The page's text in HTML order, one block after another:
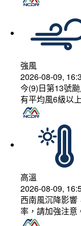
強風
2026-08-09,
今(9)日第13號
有平均風6級以
高溫
2026-08-09,
西南風沉降影
率，請加強注